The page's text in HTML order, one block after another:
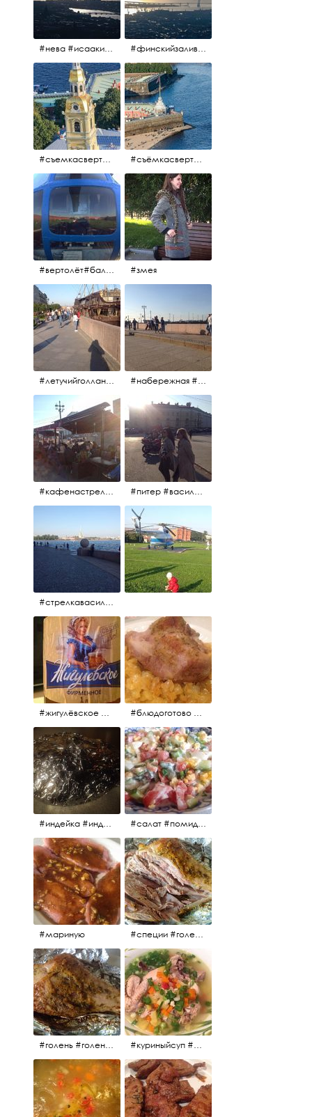
#нева #исаакий #исаакиевскийсобор #нева #васильевскийостров #адмиралтейскийрайон #финскийзалив #дворцовыймост #небонадпитером #осень2017 #финскийзалив #маркизовалужа #нева
#съемкасвертолета #вертолёт #съёмкасвертолёта #петропавловскаякрепость #заячийостров #санктпетербург #съёмкасвертолёта #питер #петропавловскаякрепость #нева #осень2017
#вертолёт#балтийскиеавиалинии #петропавловскаякрепость #заячийостров #полётынадпитером #полётынадгородом #полёты #змея
#летучийголландец #набережнаяневы #набережная #людигуляют #биржевоймост
#кафенастрелкевасильевскогоострова #байкеры #питер #васильевскийостров #байкеры #иностранцы
#стрелкавасильевскогоострова #нева #река
#жигулёвское #пиво #свежеепиво #beer #напиток #блюдоготово #можнокушать #простолук #лук #индейкавфольге #мясоиндейки
#индейка #индейкавфольге #еда #мясоиндейки 🚀 #салат #помидоры #яйцо #огурцы #зелень #кинза #петрушка #укроп #сметана #соль #витамины
#мариную #специи #голень #голеньиндейки #индейка #мясо #еда #завтрак #голеньиндейкивфольге
#голень #голеньиндейки #голеньиндейкивфольге #индейка #завтрак #еда #мясо #куриныйсуп #еда #ужин #можнокушать